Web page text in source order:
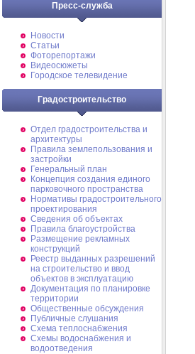
Пресс-служба
Новости
Статьи
Фоторепортажи
Видеосюжеты
Городское телевидение
Градостроительство
Отдел градостроительства и
архитектуры
Правила землепользования и
застройки
Генеральный план
Концепция создания единого
парковочного пространства
Нормативы градостроительного
проектирования
Сведения об объектах
Правила благоустройства
Размещение рекламных
конструкций
Реестр выданных разрешений
на строительство и ввод
объектов в эксплуатацию
Документация по планировке
территории
Общественные обсуждения
Публичные слушания
Схема теплоснабжения
Схемы водоснабжения и
водоотведения